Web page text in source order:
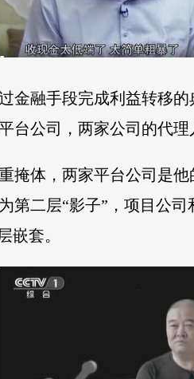
金融手段完成利益转移
台公司，两家公司的代理
掩体，两家平台公司是
第二层“影子”，项目公
嵌套。